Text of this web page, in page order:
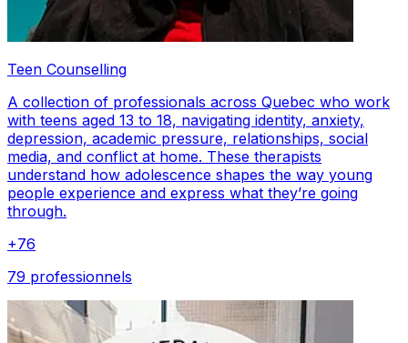
Teen Counselling
A collection of professionals across Quebec who work
with teens aged 13 to 18, navigating identity, anxiety,
depression, academic pressure, relationships, social
media, and conflict at home. These therapists
understand how adolescence shapes the way young
people experience and express what they’re going
through.
+76
79 professionnels